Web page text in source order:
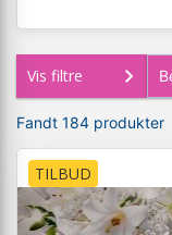
Vis filtre
Fandt 184 produkter
TILBUD